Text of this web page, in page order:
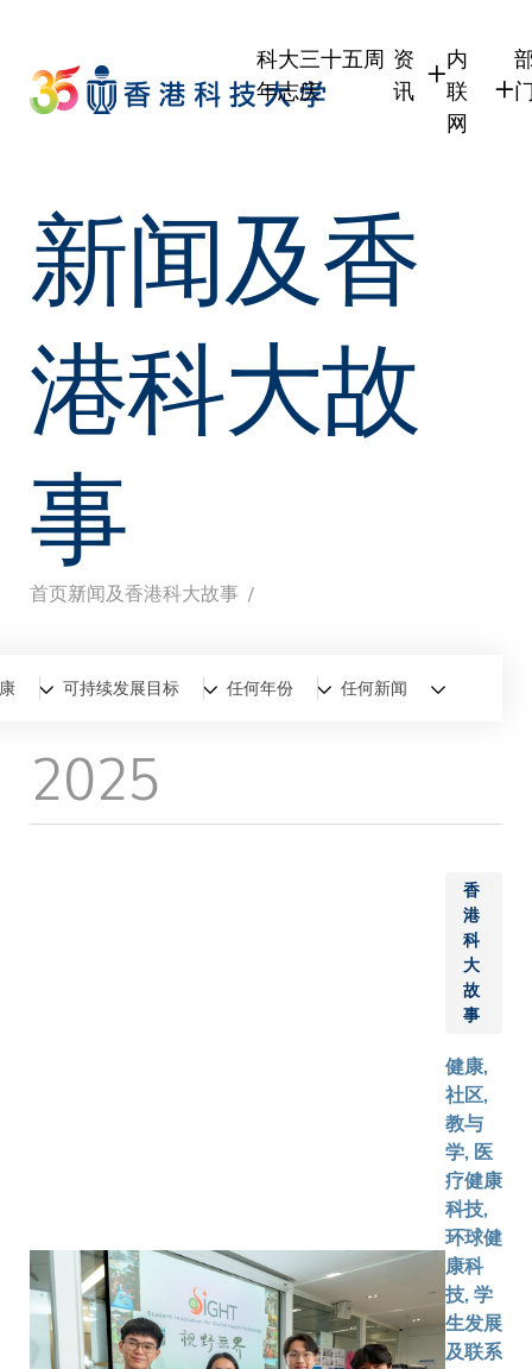
main
content
科大三十五周
年志庆
资
讯
校友
传媒
内
联
网
新闻及香
港科大故
事
面
包
屑
首页新闻及香港科大故事
全部新闻香港科大故事
可持续发展目标 任何年份 任何新闻
2025
香
港
科
大
故
事
健康,
社区,
教与
学, 医
疗健康
科技,
环球健
康科
技, 学
生发展
及联系